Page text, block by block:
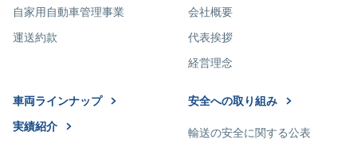
自家用自動車管理事業
運送約款
会社概要
代表挨拶
経営理念
車両ラインナップ
実績紹介
安全への取り組み
輸送の安全に関する公表